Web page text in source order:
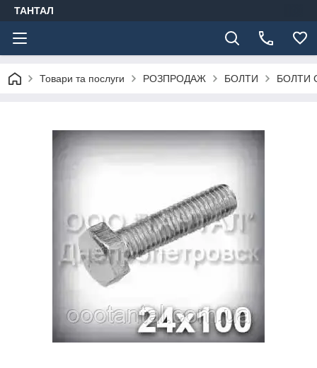
ТАНТАЛ
Товари та послуги РОЗПРОДАЖ БОЛТИ БОЛТИ